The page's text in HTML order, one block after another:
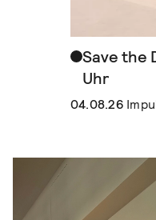
Save the
Uhr
04.08.26